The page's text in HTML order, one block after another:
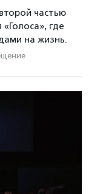
частью
где
на жизнь.